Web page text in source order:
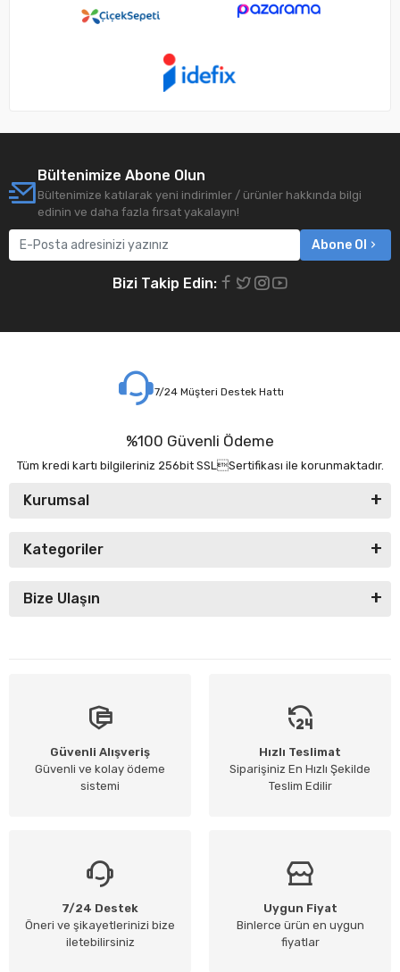
Bültenimize Abone Olun
Bültenimize katılarak yeni indirimler / ürünler hakkında bilgi
edinin ve daha fazla fırsat yakalayın!
Abone Ol
Bizi Takip Edin:
7/24 Müşteri Destek Hattı
%100 Güvenli Ödeme
Tüm kredi kartı bilgileriniz 256bit SSLSertifikası ile korunmaktadır.
Kurumsal
Kategoriler
Bize Ulaşın
Güvenli Alışveriş
Güvenli ve kolay ödeme
sistemi
Hızlı Teslimat
Siparişiniz En Hızlı Şekilde
Teslim Edilir
7/24 Destek
Öneri ve şikayetlerinizi bize
iletebilirsiniz
Uygun Fiyat
Binlerce ürün en uygun
fiyatlar